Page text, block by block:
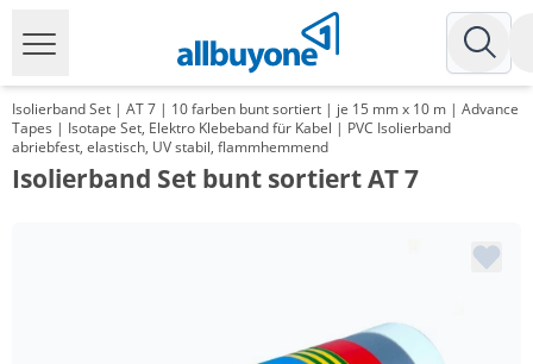
Isolierband Set | AT 7 | 10 farben bunt sortiert | je 15 mm x 10 m | Advance
Tapes | Isotape Set, Elektro Klebeband für Kabel | PVC Isolierband
abriebfest, elastisch, UV stabil, flammhemmend
Isolierband Set bunt sortiert AT 7